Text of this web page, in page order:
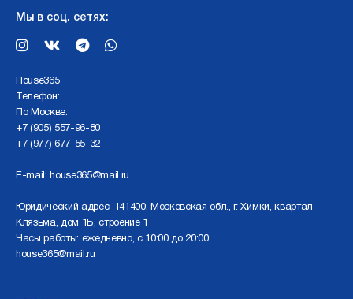
Мы в соц. сетях:
Нouse365
Телефон:
По Москве:
+7 (905) 557-96-80
+7 (977) 677-55-32
E-mail: house365@mail.ru
Юридический адрес: 141400, Московская обл., г. Химки, квартал
Клязьма, дом 1Б, строение 1
Часы работы: ежедневно, с 10:00 до 20:00
house365@mail.ru